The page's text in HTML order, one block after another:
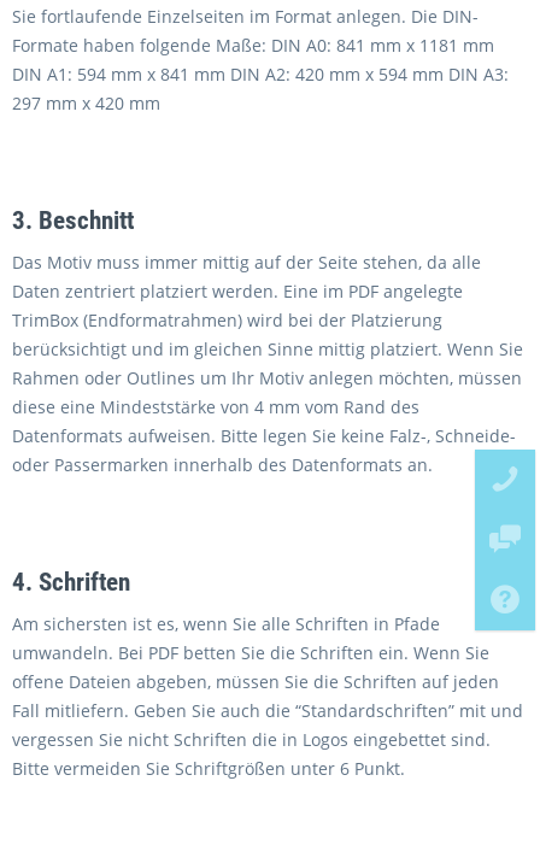
Sie fortlaufende Einzelseiten im Format anlegen. Die DIN-
Formate haben folgende Maße: DIN A0: 841 mm x 1181 mm
DIN A1: 594 mm x 841 mm DIN A2: 420 mm x 594 mm DIN A3:
297 mm x 420 mm
3. Beschnitt
Das Motiv muss immer mittig auf der Seite stehen, da alle
Daten zentriert platziert werden. Eine im PDF angelegte
TrimBox (Endformatrahmen) wird bei der Platzierung
berücksichtigt und im gleichen Sinne mittig platziert. Wenn Sie
Rahmen oder Outlines um Ihr Motiv anlegen möchten, müssen
diese eine Mindeststärke von 4 mm vom Rand des
Datenformats aufweisen. Bitte legen Sie keine Falz-, Schneide-
oder Passermarken innerhalb des Datenformats an.
4. Schriften
Am sichersten ist es, wenn Sie alle Schriften in Pfade
umwandeln. Bei PDF betten Sie die Schriften ein. Wenn Sie
offene Dateien abgeben, müssen Sie die Schriften auf jeden
Fall mitliefern. Geben Sie auch die “Standardschriften” mit und
vergessen Sie nicht Schriften die in Logos eingebettet sind.
Bitte vermeiden Sie Schriftgrößen unter 6 Punkt.